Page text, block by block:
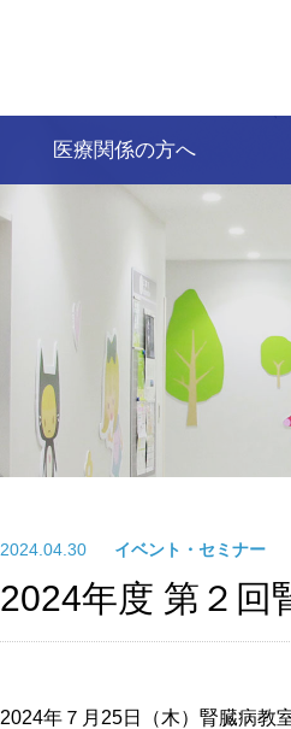
医療関係の方へ
2024.04.30 イベント・セミナー
2024年度 第２回
2024年７月25日（木）腎臓病教